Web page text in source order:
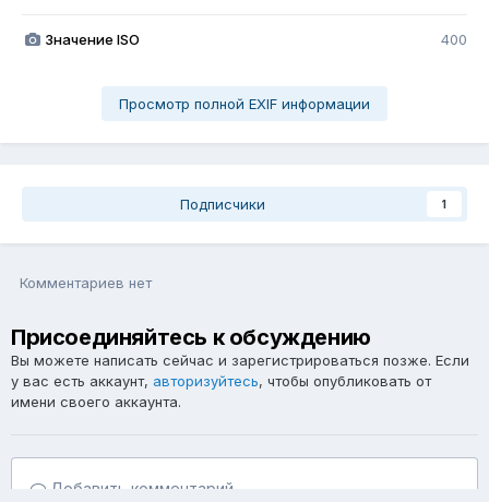
Значение ISO 400
Просмотр полной EXIF информации
Подписчики 1
Комментариев нет
Присоединяйтесь к обсуждению
Вы можете написать сейчас и зарегистрироваться позже. Если
у вас есть аккаунт, авторизуйтесь, чтобы опубликовать от
имени своего аккаунта.
Добавить комментарий...